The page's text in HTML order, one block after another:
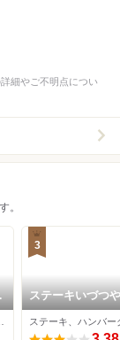
細やご不明点につい
。
3
ステーキいづつ
岡店
ステーキ、ハンバー